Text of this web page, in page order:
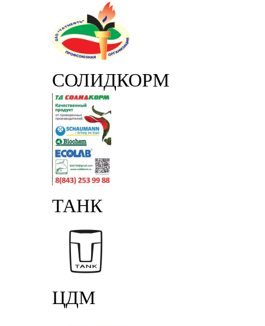
СОЛИДКОРМ
ТАНК
ЦДМ